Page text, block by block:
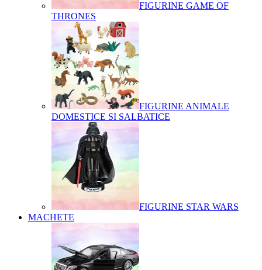
FIGURINE GAME OF
THRONES
FIGURINE ANIMALE
DOMESTICE SI SALBATICE
FIGURINE STAR WARS
MACHETE